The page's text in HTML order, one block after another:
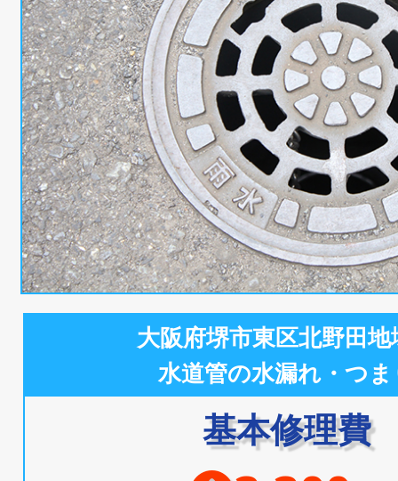
大阪府堺市東区北野田地
水道管の水漏れ・つ
基本修理費